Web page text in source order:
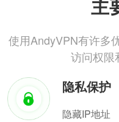
主
使用AndyVPN有许多
访问权限
隐私保护
隐藏IP地址